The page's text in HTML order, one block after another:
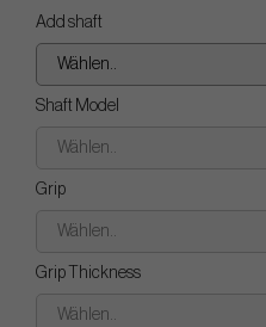
Add shaft
Wählen..
Shaft Model
Wählen..
Grip
Wählen..
Grip Thickness
Wählen..